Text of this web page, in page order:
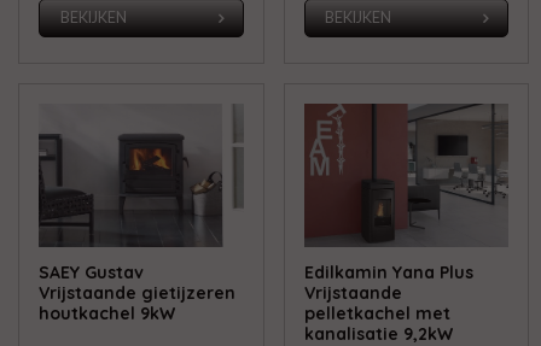
BEKIJKEN BEKIJKEN
SAEY Gustav
Vrijstaande gietijzeren
houtkachel 9kW
Edilkamin Yana Plus
Vrijstaande
pelletkachel met
kanalisatie 9,2kW